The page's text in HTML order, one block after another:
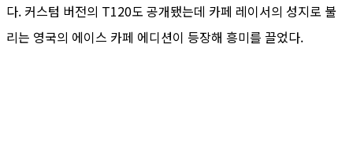
다. 커스텀 버전의 T120도 공개됐는데 카페 레이서의 성지로 불
리는 영국의 에이스 카페 에디션이 등장해 흥미를 끌었다.